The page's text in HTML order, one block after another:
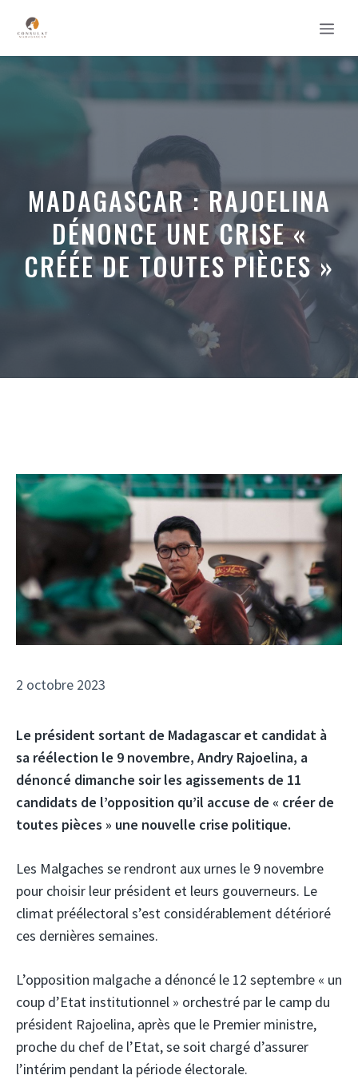
contenu
MADAGASCAR : RAJOELINA
DÉNONCE UNE CRISE «
CRÉÉE DE TOUTES PIÈCES »
2 octobre 2023
Le président sortant de Madagascar et candidat à
sa réélection le 9 novembre, Andry Rajoelina, a
dénoncé dimanche soir les agissements de 11
candidats de l’opposition qu’il accuse de « créer de
toutes pièces » une nouvelle crise politique.
Les Malgaches se rendront aux urnes le 9 novembre
pour choisir leur président et leurs gouverneurs. Le
climat préélectoral s’est considérablement détérioré
ces dernières semaines.
L’opposition malgache a dénoncé le 12 septembre « un
coup d’Etat institutionnel » orchestré par le camp du
président Rajoelina, après que le Premier ministre,
proche du chef de l’Etat, se soit chargé d’assurer
l’intérim pendant la période électorale.